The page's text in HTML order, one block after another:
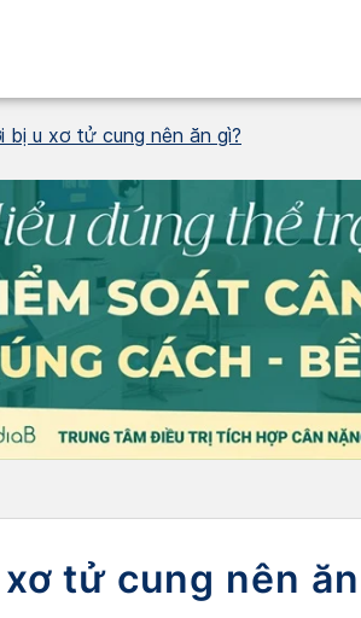
bị u xơ tử cung nên ăn gì?
tử cung nên